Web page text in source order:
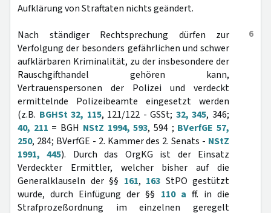
Aufklärung von Straftaten nichts geändert.
6
Nach ständiger Rechtsprechung dürfen zur
Verfolgung der besonders gefährlichen und schwer
aufklärbaren Kriminalität, zu der insbesondere der
Rauschgifthandel gehören kann,
Vertrauenspersonen der Polizei und verdeckt
ermittelnde Polizeibeamte eingesetzt werden
(z.B. BGHSt 32, 115, 121/122 - GSSt; 32, 345, 346;
40, 211 = BGH NStZ 1994, 593, 594 ; BVerfGE 57,
250, 284; BVerfGE - 2. Kammer des 2. Senats - NStZ
1991, 445). Durch das OrgKG ist der Einsatz
Verdeckter Ermittler, welcher bisher auf die
Generalklauseln der §§ 161, 163 StPO gestützt
wurde, durch Einfügung der §§ 110 a ff. in die
Strafprozeßordnung im einzelnen geregelt